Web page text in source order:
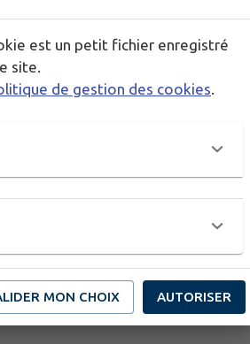
est un petit fichier enregistré
site.
de gestion des cookies
MON CHOIX AUTORISER